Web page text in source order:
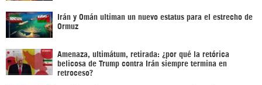
Irán y Omán ultiman un nuevo estatus para el estrecho de
Ormuz
Amenaza, ultimátum, retirada: ¿por qué la retórica
belicosa de Trump contra Irán siempre termina en
retroceso?